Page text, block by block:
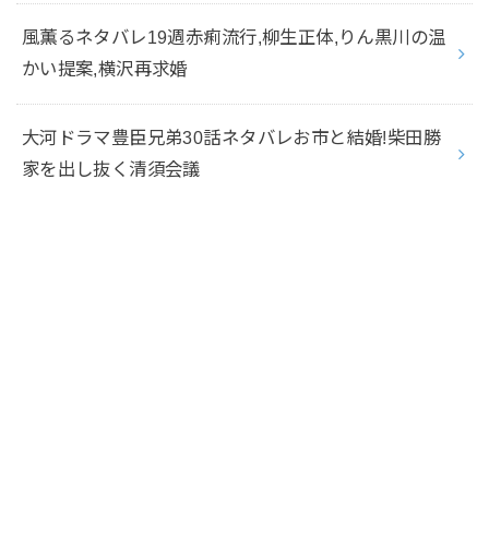
風薫るネタバレ19週赤痢流行,柳生正体,りん黒川の温
かい提案,横沢再求婚
大河ドラマ豊臣兄弟30話ネタバレお市と結婚!柴田勝
家を出し抜く清須会議